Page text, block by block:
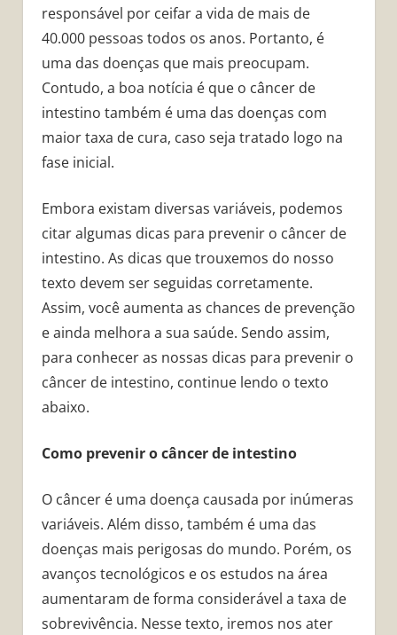
responsável por ceifar a vida de mais de
40.000 pessoas todos os anos. Portanto, é
uma das doenças que mais preocupam.
Contudo, a boa notícia é que o câncer de
intestino também é uma das doenças com
maior taxa de cura, caso seja tratado logo na
fase inicial.
Embora existam diversas variáveis, podemos
citar algumas dicas para prevenir o câncer de
intestino. As dicas que trouxemos do nosso
texto devem ser seguidas corretamente.
Assim, você aumenta as chances de prevenção
e ainda melhora a sua saúde. Sendo assim,
para conhecer as nossas dicas para prevenir o
câncer de intestino, continue lendo o texto
abaixo.
Como prevenir o câncer de intestino
O câncer é uma doença causada por inúmeras
variáveis. Além disso, também é uma das
doenças mais perigosas do mundo. Porém, os
avanços tecnológicos e os estudos na área
aumentaram de forma considerável a taxa de
sobrevivência. Nesse texto, iremos nos ater